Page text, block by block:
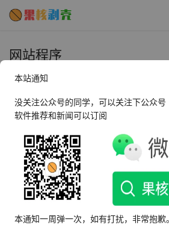
网站程序
本站通知
没关注公众号的同学，可以关注下公众
软件推荐和新闻可以订阅
本通知一周弹一次，如有打扰，非常抱歉。